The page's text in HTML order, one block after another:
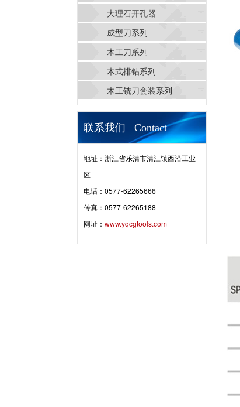
大理石开孔器
成型刀系列
木工刀系列
木式排钻系列
木工铣刀套装系列
联系我们 Contact
地址：浙江省乐清市清江镇西沿工业
区
电话：0577-62265666
传真：0577-62265188
网址： www.yqcgtools.com